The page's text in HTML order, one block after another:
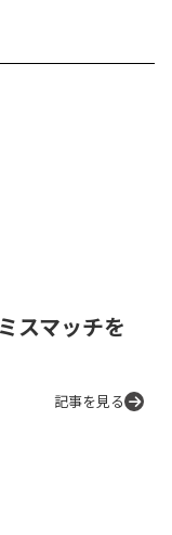
スマッチを
記事を見る